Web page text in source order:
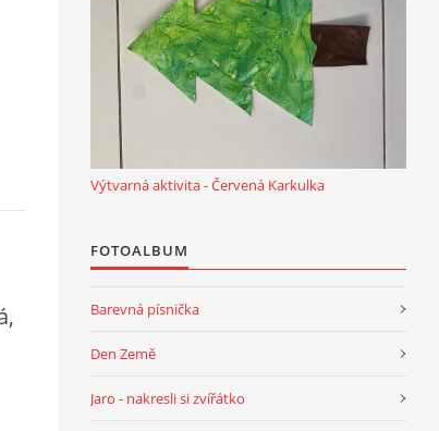
Výtvarná aktivita - Červená Karkulka
FOTOALBUM
Barevná písnička
Den Země
Jaro - nakresli si zvířátko